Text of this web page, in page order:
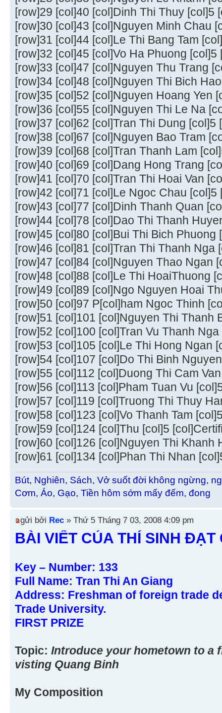
[row]29 [col]40 [col]Dinh Thi Thuy [col]5
[row]30 [col]43 [col]Nguyen Minh Chau
[row]31 [col]44 [col]Le Thi Bang Tam
[row]32 [col]45 [col]Vo Ha Phuong [col]5
[row]33 [col]47 [col]Nguyen Thu Trang
[row]34 [col]48 [col]Nguyen Thi Bich
[row]35 [col]52 [col]Nguyen Hoang Yen
[row]36 [col]55 [col]Nguyen Thi Le Na
[row]37 [col]62 [col]Tran Thi Dung [col]5
[row]38 [col]67 [col]Nguyen Bao Tram
[row]39 [col]68 [col]Tran Thanh Lam
[row]40 [col]69 [col]Dang Hong Trang
[row]41 [col]70 [col]Tran Thi Hoai Van
[row]42 [col]71 [col]Le Ngoc Chau [col]5
[row]43 [col]77 [col]Dinh Thanh Quan
[row]44 [col]78 [col]Dao Thi Thanh
[row]45 [col]80 [col]Bui Thi Bich Phuong
[row]46 [col]81 [col]Tran Thi Thanh Nga
[row]47 [col]84 [col]Nguyen Thao Ngan
[row]48 [col]88 [col]Le Thi HoaiThuong
[row]49 [col]89 [col]Ngo Nguyen Hoai
[row]50 [col]97 P[col]ham Ngoc Thinh
[row]51 [col]101 [col]Nguyen Thi Thanh
[row]52 [col]100 [col]Tran Vu Thanh
[row]53 [col]105 [col]Le Thi Hong Ngan
[row]54 [col]107 [col]Do Thi Binh
[row]55 [col]112 [col]Duong Thi Cam
[row]56 [col]113 [col]Pham Tuan Vu
[row]57 [col]119 [col]Truong Thi Thuy
[row]58 [col]123 [col]Vo Thanh Tam
[row]59 [col]124 [col]Thu [col]5
[row]60 [col]126 [col]Nguyen Thi Khanh
[row]61 [col]134 [col]Phan Thi Nhan
Bút, Nghiên, Sách, Vở suốt đời không ngừng,
Cơm, Áo, Gạo, Tiền hôm sớm mấy đếm, đong
gửi bởi Rec » Thứ 5 Tháng 7 03, 2008 4:09 pm
BÀI VIẾT CỦA THÍ SINH ĐẠT
Key – Number: 133
Full Name: Tran Thi An Giang
Address: Freshman of foreign trade
Trade University.
FIRST PRIZE
Topic: Introduce your hometown to a
visting Quang Binh
My Composition